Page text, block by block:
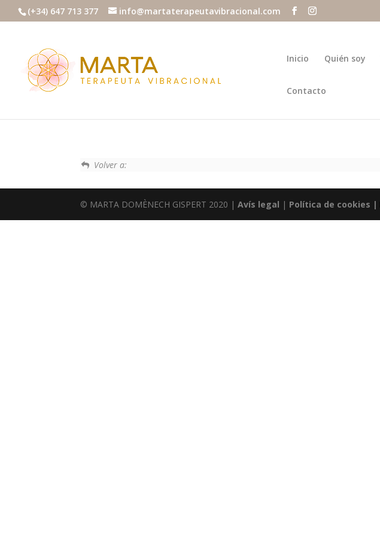
(+34) 647 713 377 info@martaterapeutavibracional.com
Inicio Quién soy
Contacto
Volver a:
© MARTA DOMÈNECH GISPERT 2020 |Avís legal | Política de cookies |